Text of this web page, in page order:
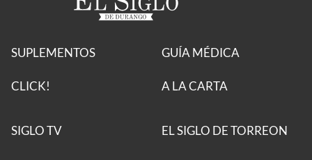
SUPLEMENTOS
CLICK!
GUÍA MÉDICA
A LA CARTA
SIGLO TV EL SIGLO DE TORREON